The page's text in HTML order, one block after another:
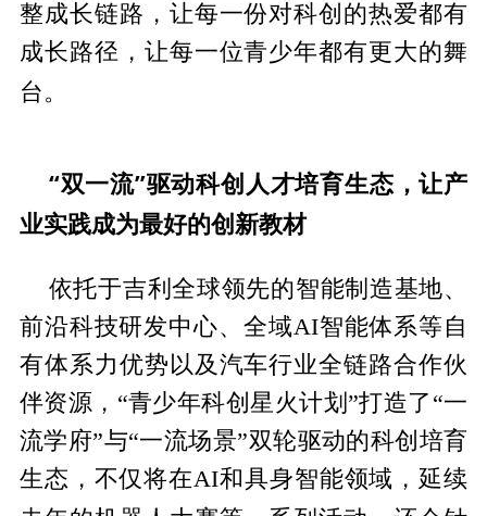
整成长链路，让每一份对科创的热爱都有
成长路径，让每一位青少年都有更大的舞
台。
“双一流”驱动科创人才培育生态，让产
业实践成为最好的创新教材
依托于吉利全球领先的智能制造基地、
前沿科技研发中心、全域AI智能体系等自
有体系力优势以及汽车行业全链路合作伙
伴资源，“青少年科创星火计划”打造了“一
流学府”与“一流场景”双轮驱动的科创培育
生态，不仅将在AI和具身智能领域，延续